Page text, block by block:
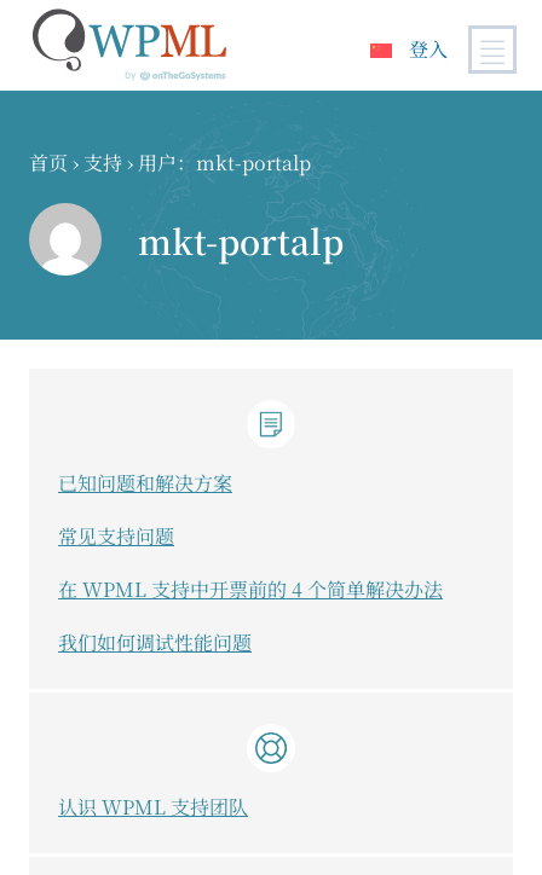
登入
首页 › 支持› 用户：mkt-portalp
mkt-portalp
已知问题和解决方案
常见支持问题
在 WPML 支持中开票前的 4 个简单解决办法
我们如何调试性能问题
认识 WPML 支持团队